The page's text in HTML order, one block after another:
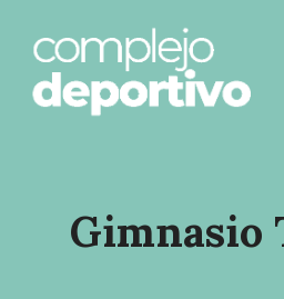
contenido
Gimnasio